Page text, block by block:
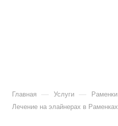
Главная — Услуги — Раменки
Лечение на элайнерах в Раменках